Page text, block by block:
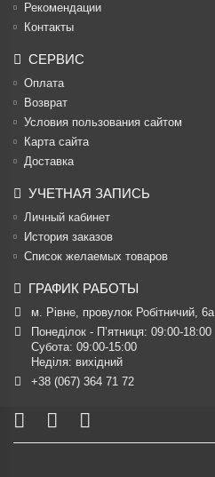
Рекомендации
Контакты
СЕРВИС
Оплата
Возврат
Условия пользования сайтом
Карта сайта
Доставка
УЧЕТНАЯ ЗАПИСЬ
Личный кабинет
История заказов
Список желаемых товаров
ГРАФИК РАБОТЫ
м. Рівне, провулок Робітничий, 6а
Понеділок - П’ятниця: 09:00-18:00
Субота: 09:00-15:00
Неділя: вихідний
+38 (067) 364 71 72